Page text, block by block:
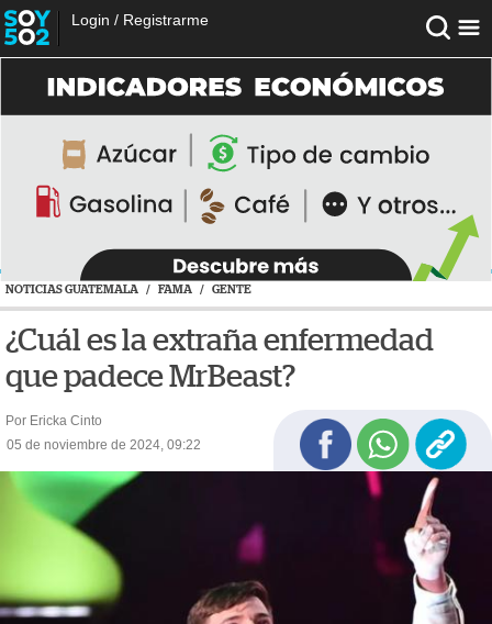
Login / Registrarme
NOTICIAS GUATEMALA / FAMA / GENTE
¿Cuál es la extraña enfermedad
que padece MrBeast?
Por Ericka Cinto
05 de noviembre de 2024, 09:22